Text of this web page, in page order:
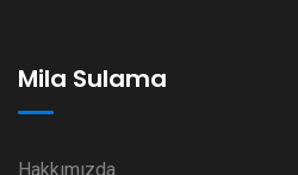
Mila Sulama
Hakkımızda